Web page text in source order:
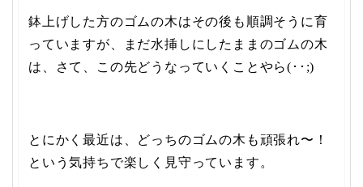
鉢上げした方のゴムの木はその後も順調そうに育
っていますが、まだ水挿しにしたままのゴムの木
は、さて、この先どうなっていくことやら(･･;)
とにかく最近は、どっちのゴムの木も頑張れ〜！
という気持ちで楽しく見守っています。